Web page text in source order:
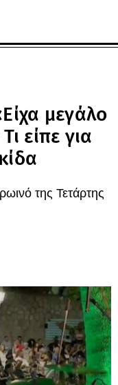
μεγάλο
είπε για
της Τετάρτης